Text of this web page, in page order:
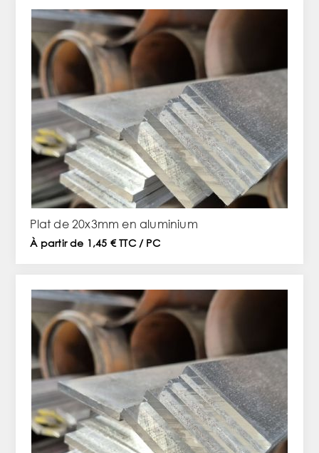
Plat de 20x3mm en aluminium
À partir de 1,45 € TTC / PC